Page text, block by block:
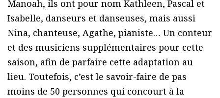
Manoah, ils ont pour nom Kathleen, Pascal et
Isabelle, danseurs et danseuses, mais aussi
Nina, chanteuse, Agathe, pianiste… Un conteur
et des musiciens supplémentaires pour cette
saison, afin de parfaire cette adaptation au
lieu. Toutefois, c’est le savoir-faire de pas
moins de 50 personnes qui concourt à la